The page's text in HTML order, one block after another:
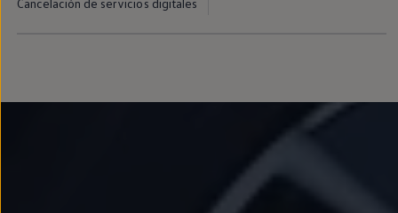
Cancelación de servicios digitales